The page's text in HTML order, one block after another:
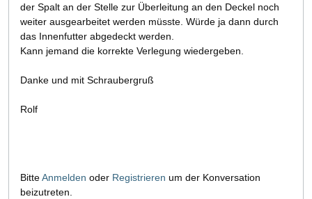
der Spalt an der Stelle zur Überleitung an den Deckel noch
weiter ausgearbeitet werden müsste. Würde ja dann durch
das Innenfutter abgedeckt werden.
Kann jemand die korrekte Verlegung wiedergeben.
Danke und mit Schraubergruß
Rolf
BitteAnmelden oder Registrieren um der Konversation
beizutreten.